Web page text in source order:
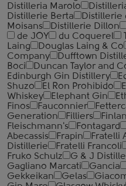
Distilleria Marolo
Distillerie Berta
Distillerie
Moisans
Distillerie Dillon
de JOY
du Coquerel
Laing
Douglas Laing & Co
Company
Dufftown
Boci
Duncan Taylor and
Edinburgh Gin Distillery
Shuzo
El Ron Prohibido
Whiskey
Elephant Gin
Finos
Fauconnier
Generation
Filliers
Fleischmann's
Fontagard
Abecassis
Frapin Fratelli
Distillerie
Fratelli ‎Francoli
Fruko Schulz
G & J
Gagliano Marcati
Gancia
Gekkeikan
Gelas